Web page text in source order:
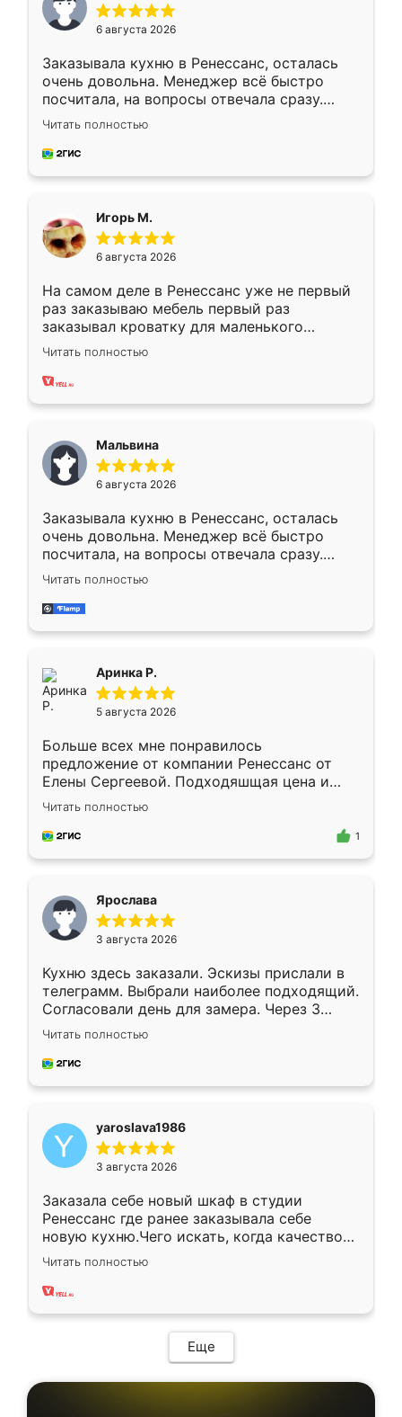
6 августа 2026
Заказывала кухню в Ренессанс, осталась
очень довольна. Менеджер всё быстро
посчитала, на вопросы отвечала сразу.
Замерщик приехал в субботу, подошёл к
делу со всей ответственностью. Собрали
за день, ребята работали аккуратно, даже
Читать полностью
Игорь М.
6 августа 2026
На самом деле в Ренессанс уже не первый
раз заказываю мебель первый раз
заказывал кроватку для маленького
ребёнка при его рождении ,во второй раз
заказал шкаф-купе. По качеству очень
хорошее сборка достаточно быстрая,
меньше, здесь же он более разнообразный.
Мне нравится ,если что-то потребуется из
мебели буду заказывать только здесь.
Читать полностью
Мальвина
6 августа 2026
Заказывала кухню в Ренессанс, осталась
очень довольна. Менеджер всё быстро
посчитала, на вопросы отвечала сразу.
Замерщик приехал в субботу, подошёл к
делу со всей ответственностью. Собрали
за день, ребята работали аккуратно, даже
Читать полностью
Аринка Р.
5 августа 2026
Больше всех мне понравилось
предложение от компании Ренессанс от
Елены Сергеевой. Подходяшщая цена и
короткие сроки изготовления. Приехавший
для замера сотрудник Владислав
предложил по моему эскизу самый
Читать полностью
1
Ярослава
3 августа 2026
Кухню здесь заказали. Эскизы прислали в
телеграмм. Выбрали наиболее подходящий.
Согласовали день для замера. Через 3
недели кухня была уже готова. Остались
довольны работой. Спасибо Ренессанс
мебель за качественную работу!
Читать полностью
yaroslava1986
3 августа 2026
Заказала себе новый шкаф в студии
Ренессанс где ранее заказывала себе
новую кухню.Чего искать, когда качеством
вполне довольна. Служит кухня уже почти
два года, нареканий нет.
Читать полностью
Еще